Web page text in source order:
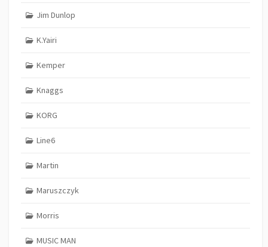
Jim Dunlop
K.Yairi
Kemper
Knaggs
KORG
Line6
Martin
Maruszczyk
Morris
MUSIC MAN